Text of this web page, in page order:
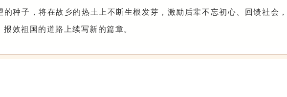
的种子，将在故乡的热土上不断生根发芽，激励后辈不忘初心、回馈社会，
报效祖国的道路上续写新的篇章。